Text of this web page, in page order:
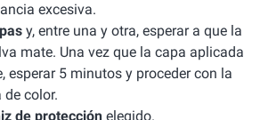
excesiva.
y, entre una y otra, esperar a que la
mate. Una vez que la capa aplicada
esperar 5 minutos y proceder con la
color.
de protección elegido.